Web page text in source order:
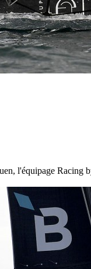
l'équipage Racing